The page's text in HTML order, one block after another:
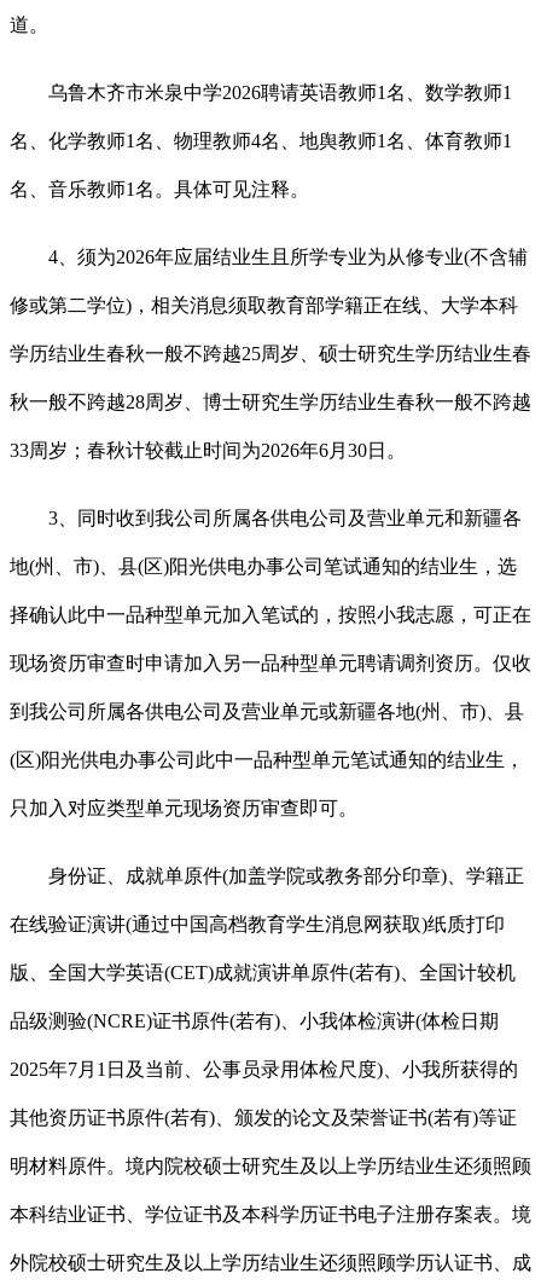
道。
乌鲁木齐市米泉中学2026聘请英语教师1名、数学教师1
名、化学教师1名、物理教师4名、地舆教师1名、体育教师1
名、音乐教师1名。具体可见注释。
4、须为2026年应届结业生且所学专业为从修专业(不含辅
修或第二学位)，相关消息须取教育部学籍正在线、大学本科
学历结业生春秋一般不跨越25周岁、硕士研究生学历结业生春
秋一般不跨越28周岁、博士研究生学历结业生春秋一般不跨越
33周岁；春秋计较截止时间为2026年6月30日。
3、同时收到我公司所属各供电公司及营业单元和新疆各
地(州、市)、县(区)阳光供电办事公司笔试通知的结业生，选
择确认此中一品种型单元加入笔试的，按照小我志愿，可正在
现场资历审查时申请加入另一品种型单元聘请调剂资历。仅收
到我公司所属各供电公司及营业单元或新疆各地(州、市)、县
(区)阳光供电办事公司此中一品种型单元笔试通知的结业生，
只加入对应类型单元现场资历审查即可。
身份证、成就单原件(加盖学院或教务部分印章)、学籍正
在线验证演讲(通过中国高档教育学生消息网获取)纸质打印
版、全国大学英语(CET)成就演讲单原件(若有)、全国计较机
品级测验(NCRE)证书原件(若有)、小我体检演讲(体检日期
2025年7月1日及当前、公事员录用体检尺度)、小我所获得的
其他资历证书原件(若有)、颁发的论文及荣誉证书(若有)等证
明材料原件。境内院校硕士研究生及以上学历结业生还须照顾
本科结业证书、学位证书及本科学历证书电子注册存案表。境
外院校硕士研究生及以上学历结业生还须照顾学历认证书、成